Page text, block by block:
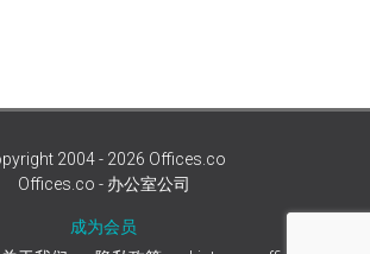
2004 - 2026 Offices.co
Offices.co - 办公室公司
成为会员